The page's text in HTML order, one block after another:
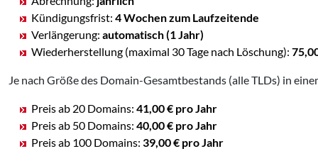
Kündigungsfrist: 4 Wochen zum Laufzeitende
Verlängerung: automatisch (1 Jahr)
Wiederherstellung (maximal 30 Tage nach Löschung):
Je nach Größe des Domain-Gesamtbestands (alle TLDs) in
Preis ab 20 Domains: 41,00 € pro Jahr
Preis ab 50 Domains: 40,00 € pro Jahr
Preis ab 100 Domains: 39,00 € pro Jahr